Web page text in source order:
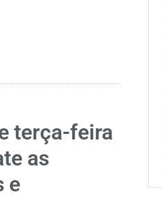
terça-feira
as
e